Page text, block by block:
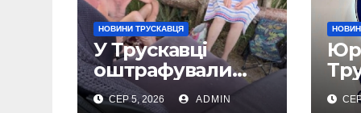
НОВИНИ ТРУСКАВЦЯ
У Трускавці
оштрафували
трьох
СЕР 5, 2026 ADMIN